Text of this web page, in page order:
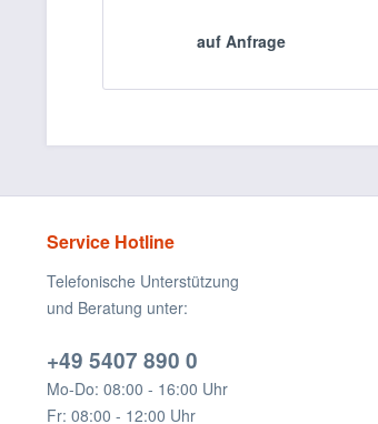
auf Anfrage
Service Hotline
Telefonische Unterstützung
und Beratung unter:
+49 5407 890 0
Mo-Do: 08:00 - 16:00 Uhr
Fr: 08:00 - 12:00 Uhr